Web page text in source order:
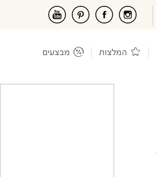
המלצות מבצעים